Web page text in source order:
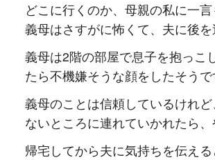
どこに行くのか、母親の私に一
義母はさすがに怖くて、夫に後を
義母は2階の部屋で息子を抱っこ
たら不機嫌そうな顔をしたそうで
義母のことは信頼しているけれ
ないところに連れていかれたら、
帰宅してから夫に気持ちを伝え